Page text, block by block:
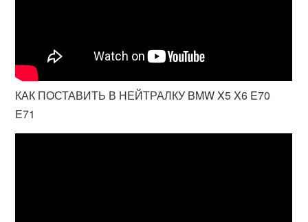
КАК ПОСТАВИТЬ В НЕЙТРАЛКУ BMW X5 X6 E70
E71